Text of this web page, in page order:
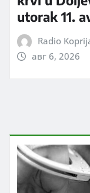
utorak 11.
Radio
авг 6, 2026